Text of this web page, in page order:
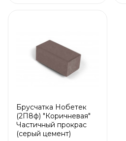
Брусчатка Нобетек
(2П8ф) "Коричневая"
Частичный прокрас
(серый цемент)